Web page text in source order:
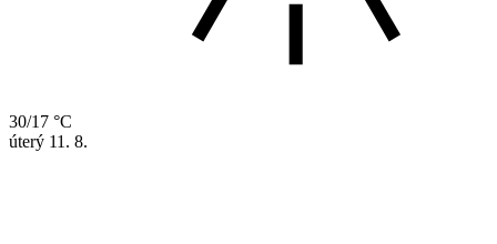
30/17 °C
úterý 11. 8.